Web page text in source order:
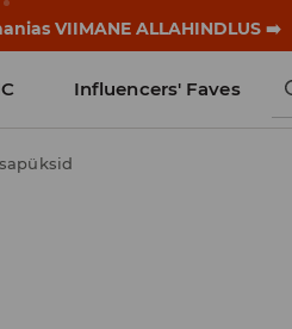
VIIMANE ALLAHINDLUS ➡️
Influencers' Faves